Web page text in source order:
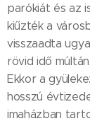
parókiát és az
kiűzték a
visszaadta
rövid idő
Ekkor a
hosszú
imaházban